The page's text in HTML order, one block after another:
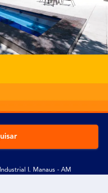
I. Manaus - AM